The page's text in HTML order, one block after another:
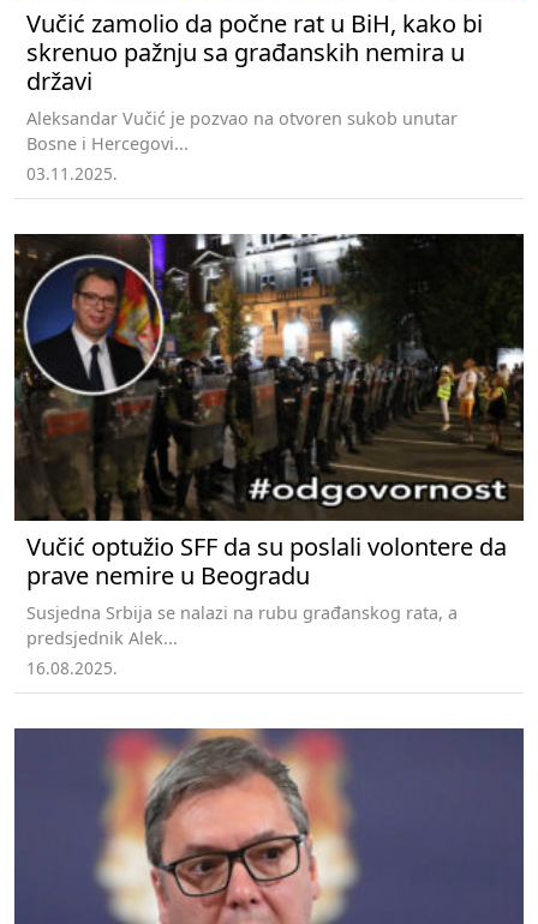
Vučić zamolio da počne rat u BiH, kako bi
skrenuo pažnju sa građanskih nemira u
državi
Aleksandar Vučić je pozvao na otvoren sukob unutar
Bosne i Hercegovi...
03.11.2025.
Vučić optužio SFF da su poslali volontere da
prave nemire u Beogradu
Susjedna Srbija se nalazi na rubu građanskog rata, a
predsjednik Alek...
16.08.2025.